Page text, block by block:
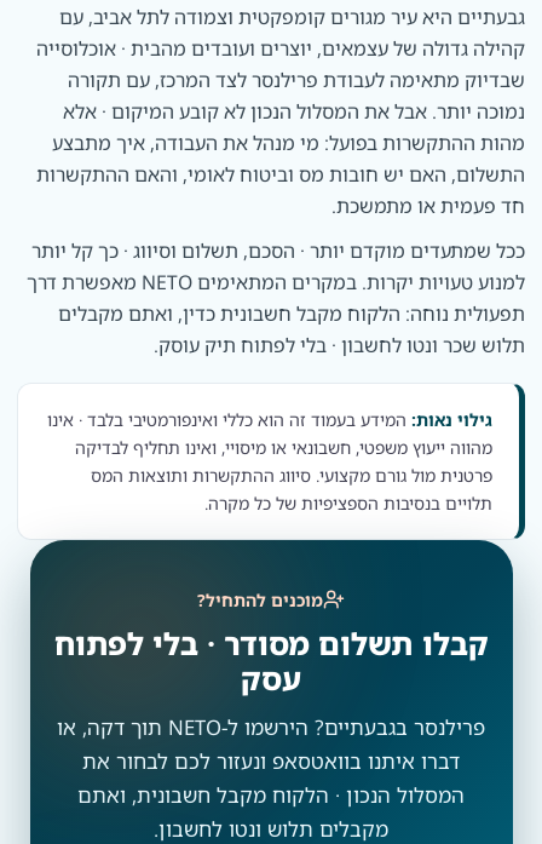
גבעתיים היא עיר מגורים קומפקטית וצמודה לתל אביב, עם
קהילה גדולה של עצמאים, יוצרים ועובדים מהבית · אוכלוסייה
שבדיוק מתאימה לעבודת פרילנסר לצד המרכז, עם תקורה
נמוכה יותר. אבל את המסלול הנכון לא קובע המיקום · אלא
מהות ההתקשרות בפועל: מי מנהל את העבודה, איך מתבצע
התשלום, האם יש חובות מס וביטוח לאומי, והאם ההתקשרות
חד פעמית או מתמשכת.
ככל שמתעדים מוקדם יותר · הסכם, תשלום וסיווג · כך קל יותר
למנוע טעויות יקרות. במקרים המתאימים NETO מאפשרת דרך
תפעולית נוחה: הלקוח מקבל חשבונית כדין, ואתם מקבלים
תלוש שכר ונטו לחשבון · בלי לפתוח תיק עוסק.
גילוי נאות: המידע בעמוד זה הוא כללי ואינפורמטיבי בלבד · אינו
מהווה ייעוץ משפטי, חשבונאי או מיסויי, ואינו תחליף לבדיקה
פרטנית מול גורם מקצועי. סיווג ההתקשרות ותוצאות המס
תלויים בנסיבות הספציפיות של כל מקרה.
מוכנים להתחיל?
קבלו תשלום מסודר · בלי לפתוח
עסק
פרילנסר בגבעתיים? הירשמו ל-NETO תוך דקה, או
דברו איתנו בוואטסאפ ונעזור לכם לבחור את
המסלול הנכון · הלקוח מקבל חשבונית, ואתם
מקבלים תלוש ונטו לחשבון.